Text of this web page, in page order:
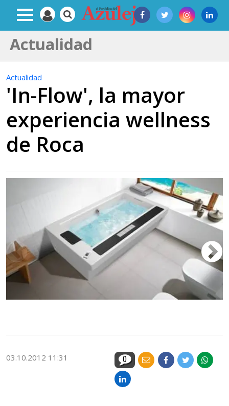
Actualidad
Actualidad
'In-Flow', la mayor
experiencia wellness
de Roca
03.10.2012 11:31 0